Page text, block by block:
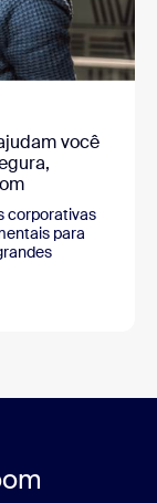
você
corporativas
para